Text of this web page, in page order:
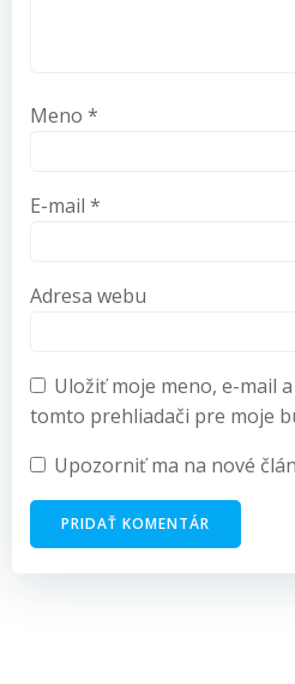
Meno *
E-mail *
Adresa webu
Uložiť moje meno, e-mail
tomto prehliadači pre moje
Upozorniť ma na nové